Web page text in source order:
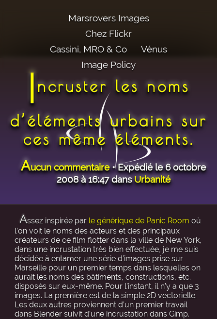
Marsrovers Images
Chez Flickr
Cassini, MRO & Co
Vénus
Image Policy
Incruster les noms
d’éléments urbains sur
ces même éléments.
Aucun commentaire• Expédié le 6 octobre
2008 à 16:47 dansUrbanité
Assez inspirée par le générique de Panic Room où
l’on voit le noms des acteurs et des principaux
créateurs de ce film flotter dans la ville de New York,
dans une incrustation très bien effectuée, je me suis
décidée à entamer une série d’images prise sur
Marseille pour un premier temps dans lesquelles on
aurait les noms des bâtiments, constructions, etc.
disposés sur eux-même. Pour l’instant, il n’y a que 3
images. La première est de la simple 2D vectorielle.
Les deux autres proviennent d’un premier travail
dans Blender suivit d’une incrustation dans Gimp.